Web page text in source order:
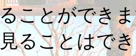
ことができ
ることはで